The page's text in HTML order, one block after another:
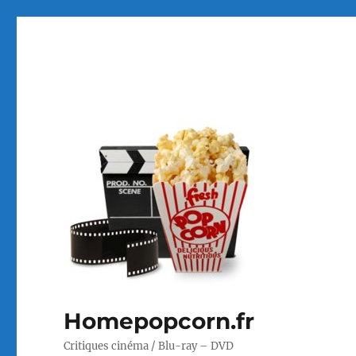
Homepopcorn.fr
Critiques cinéma / Blu-ray – DVD